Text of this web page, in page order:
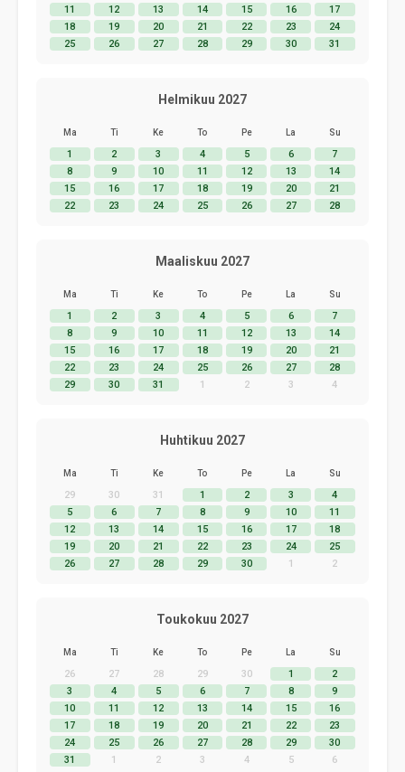
11 12 13 14 15 16
17
18
19 20 21 22 23
24
25
26 27 28 29 30 31
Helmikuu 2027
Ma Ti Ke To Pe La Su
1 2 3 4 5 6
7
8
9 10 11 12 13
14
15
16 17 18 19 20
21
22
23 24 25 26 27 28
Maaliskuu 2027
Ma Ti Ke To Pe La Su
1 2 3 4 5 6
7
8
9 10 11 12 13
14
15
16 17 18 19 20
21
22
23 24 25 26 27
28
29
30 31 1 2 3 4
Huhtikuu 2027
Ma Ti Ke To Pe La Su
29 30 31 1 2 3
4
5
6 7 8 9 10
11
12
13 14 15 16 17
18
19
20 21 22 23 24
25
26
27 28 29 30 1 2
Toukokuu 2027
Ma Ti Ke To Pe La Su
26 27 28 29 30 1
2
3
4 5 6 7 8
9
10
11 12 13 14 15
16
17
18 19 20 21 22
23
24
25 26 27 28 29
30
31
1 2 3 4 5 6